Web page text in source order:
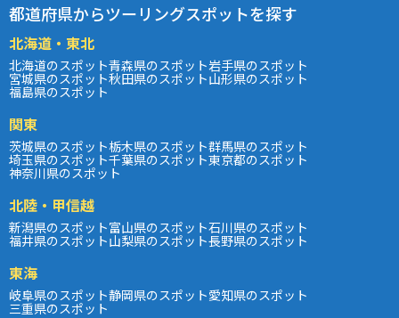
都道府県からツーリングスポットを探す
北海道・東北
北海道のスポット青森県のスポット岩手県のスポット
宮城県のスポット秋田県のスポット山形県のスポット
福島県のスポット
関東
茨城県のスポット栃木県のスポット群馬県のスポット
埼玉県のスポット千葉県のスポット東京都のスポット
神奈川県のスポット
北陸・甲信越
新潟県のスポット富山県のスポット石川県のスポット
福井県のスポット山梨県のスポット長野県のスポット
東海
岐阜県のスポット静岡県のスポット愛知県のスポット
三重県のスポット